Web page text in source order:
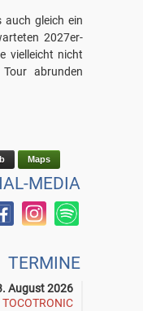
auch gleich ein
2027er-
vielleicht nicht
abrunden
Maps
MEDIA
TERMINE
August 2026
TOCOTRONIC